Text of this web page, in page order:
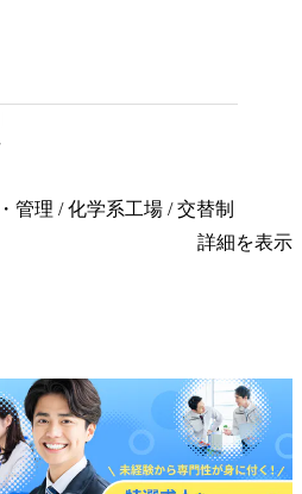
管理 / 化学系工場 / 交替制
詳細を表示